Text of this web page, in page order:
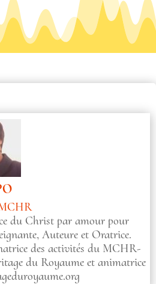
du Christ par amour pour
Auteure et Oratrice.
des activités du MCHR-
du Royaume et animatrice